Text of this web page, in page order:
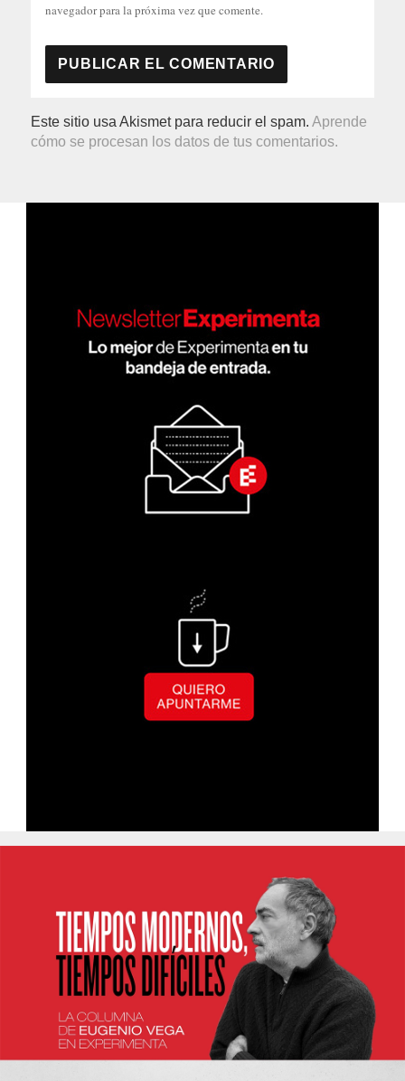
navegador para la próxima vez que comente.
Este sitio usa Akismet para reducir el spam.Aprende
cómo se procesan los datos de tus comentarios.